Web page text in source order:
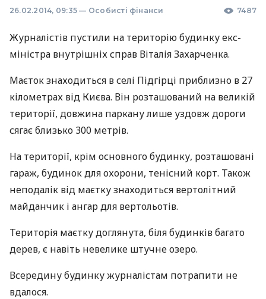
26.02.2014, 09:35 — Особисті фінанси 7487
Журналістів пустили на територію будинку екс-
міністра внутрішніх справ Віталія Захарченка.
Маєток знаходиться в селі Підгірці приблизно в 27
кілометрах від Києва. Він розташований на великій
території, довжина паркану лише уздовж дороги
сягає близько 300 метрів.
На території, крім основного будинку, розташовані
гараж, будинок для охорони, тенісний корт. Також
неподалік від маєтку знаходиться вертолітний
майданчик і ангар для вертольотів.
Територія маєтку доглянута, біля будинків багато
дерев, є навіть невелике штучне озеро.
Всередину будинку журналістам потрапити не
вдалося.